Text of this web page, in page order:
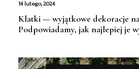
14 lutego, 2024
Klatki — wyjątkowe dekoracje
Podpowiadamy, jak najlepiej je